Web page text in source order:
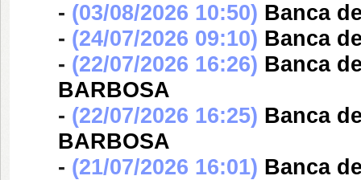
- (03/08/2026 10:50) Banca
- (24/07/2026 09:10) Banca
- (22/07/2026 16:26) Banca
BARBOSA
- (22/07/2026 16:25) Banca
BARBOSA
- (21/07/2026 16:01) Banca